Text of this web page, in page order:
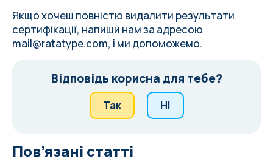
Якщо хочеш повністю видалити результати
сертифікації, напиши нам за адресою
mail@ratatype.com, і ми допоможемо.
Відповідь корисна для тебе?
Так Ні
Пов’язані статті